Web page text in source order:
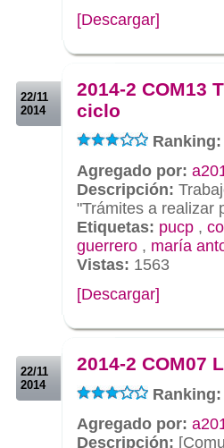
[Descargar]
22/11
2014
2014-2 COM13
ciclo
Ranking:
Agregado por:
Descripción:
"Trámites a realizar
Etiquetas: pucp ,
guerrero , maría
Vistas: 1563
[Descargar]
22/11
2014
2014-2 COM07
Ranking:
Agregado por:
Descripción: